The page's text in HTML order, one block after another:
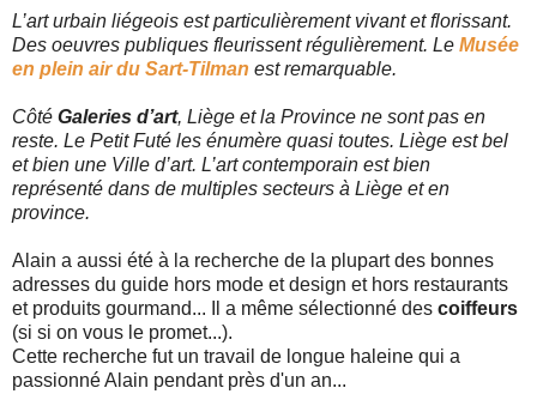
L’art urbain liégeois est particulièrement vivant et florissant.
Des oeuvres publiques fleurissent régulièrement. Le Musée
en plein air du Sart-Tilman est remarquable.
Côté Galeries d’art, Liège et la Province ne sont pas en
reste. Le Petit Futé les énumère quasi toutes. Liège est bel
et bien une Ville d’art. L’art contemporain est bien
représenté dans de multiples secteurs à Liège et en
province.
Alain a aussi été à la recherche de la plupart des bonnes
adresses du guide hors mode et design et hors restaurants
et produits gourmand... Il a même sélectionné des coiffeurs
(si si on vous le promet...).
Cette recherche fut un travail de longue haleine qui a
passionné Alain pendant près d'un an...